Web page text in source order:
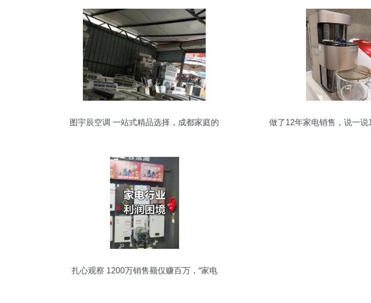
图宇辰空调 一站式精品选择，成都家庭的
做了12年家电销售，说一说
扎心观察 1200万销售额仅赚百万，“家电